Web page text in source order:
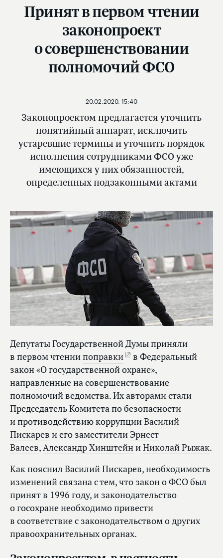
Принят в первом чтении
законопроект
о совершенствовании
полномочий ФСО
Законопроектом предлагается уточнить
понятийный аппарат, исключить
устаревшие термины и уточнить порядок
исполнения сотрудниками ФСО уже
имеющихся у них обязанностей,
определенных подзаконными актами
20.02.2020, 15:40
Депутаты Государственной Думы приняли
в первом чтениипоправки
в Федеральный
закон «О государственной охране»,
направленные на совершенствование
полномочий ведомства. Их авторами стали
Председатель Комитета по безопасности
и противодействию коррупцииВасилий
Пискарев и его заместители Эрнест
Валеев,Александр ХинштейниНиколай Рыжак.
Как пояснил Василий Пискарев, необходимость
изменений связана с тем, что закон о ФСО был
принят в 1996 году, и законодательство
о госохране необходимо привести
в соответствие с законодательством о других
правоохранительных органах.